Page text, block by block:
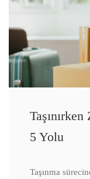
5 Yolu
Taşınma